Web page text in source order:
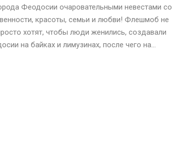
Феодосии очаровательными невестами со
красоты, семьи и любви! Флешмоб не
хотят, чтобы люди женились, создавали
на байках и лимузинах, после чего на…